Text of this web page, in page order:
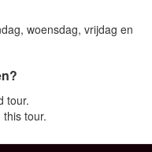
woensdag, vrijdag en
tour.
tour.